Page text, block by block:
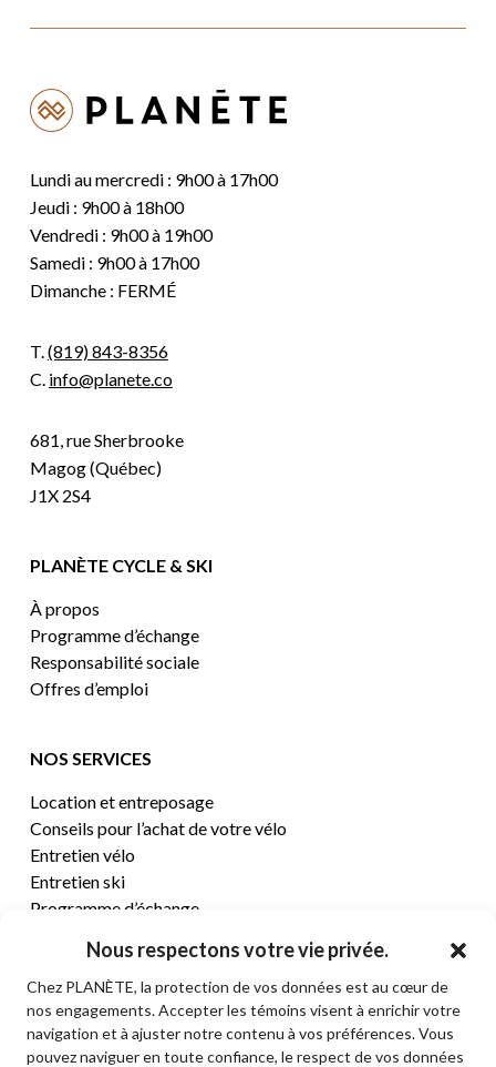
Nous respectons votre vie privée.
Chez PLANÈTE, la protection de vos données est au cœur de
nos engagements. Accepter les témoins visent à enrichir votre
navigation et à ajuster notre contenu à vos préférences. Vous
pouvez naviguer en toute confiance, le respect de vos données
Lundi au mercredi : 9h00 à 17h00
Jeudi : 9h00 à 18h00
Vendredi : 9h00 à 19h00
Samedi : 9h00 à 17h00
Dimanche : FERMÉ
T.(819) 843-8356
C. info@planete.co
681, rue Sherbrooke
Magog (Québec)
J1X 2S4
PLANÈTE CYCLE & SKI
À propos
Programme d’échange
Responsabilité sociale
Offres d’emploi
NOS SERVICES
Location et entreposage
Conseils pour l’achat de votre vélo
Entretien vélo
Entretien ski
Programme d’échange
CENTRE D’AIDE
Termes et conditions de vente
Retours et remboursements